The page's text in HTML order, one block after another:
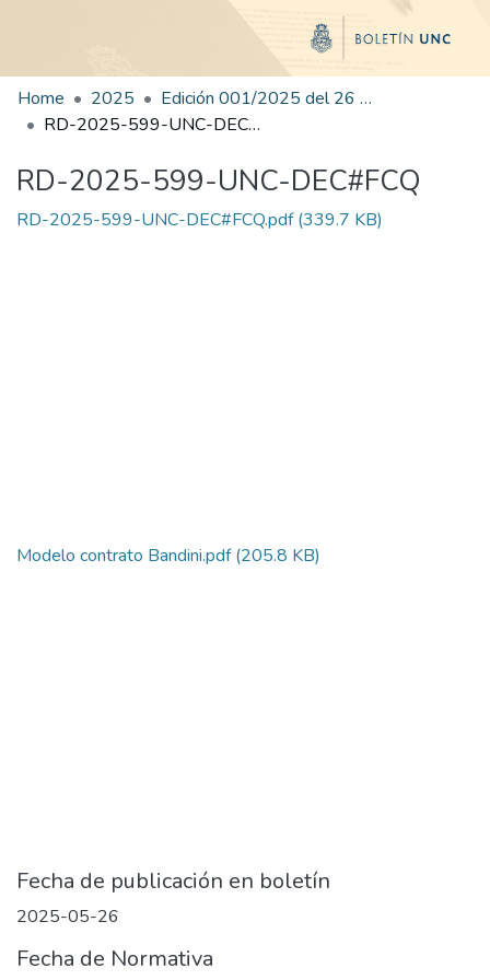
Home 2025
Edición 001/2025 del 26 de mayo de 2025
RD-2025-599-UNC-DEC#FCQ
RD-2025-599-UNC-DEC#FCQ
RD-2025-599-UNC-DEC#FCQ.pdf(339.7 KB)
Modelo contrato Bandini.pdf(205.8 KB)
Fecha de publicación en boletín
2025-05-26
Fecha de Normativa